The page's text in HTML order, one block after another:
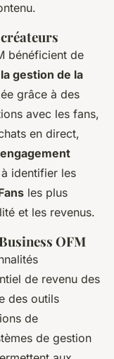
bénéficient de
la gestion de la
grâce à des
avec les fans,
en direct,
identifier les
les plus
et les revenus.
OFM
de revenu des
des outils
de
de gestion